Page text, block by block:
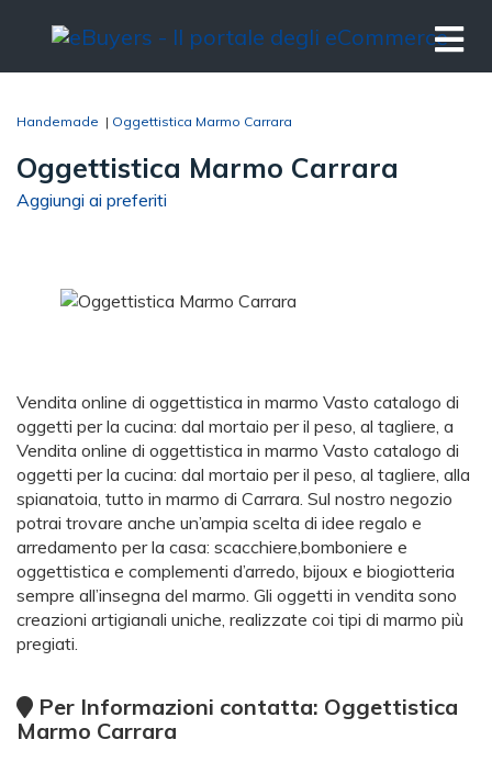
Handemade | Oggettistica Marmo Carrara
Oggettistica Marmo Carrara
Aggiungi ai preferiti
Vendita online di oggettistica in marmo Vasto catalogo di
oggetti per la cucina: dal mortaio per il peso, al tagliere, a
Vendita online di oggettistica in marmo Vasto catalogo di
oggetti per la cucina: dal mortaio per il peso, al tagliere, alla
spianatoia, tutto in marmo di Carrara. Sul nostro negozio
potrai trovare anche un’ampia scelta di idee regalo e
arredamento per la casa: scacchiere,bomboniere e
oggettistica e complementi d’arredo, bijoux e biogiotteria
sempre all’insegna del marmo. Gli oggetti in vendita sono
creazioni artigianali uniche, realizzate coi tipi di marmo più
pregiati.
Per Informazioni contatta: Oggettistica
Marmo Carrara